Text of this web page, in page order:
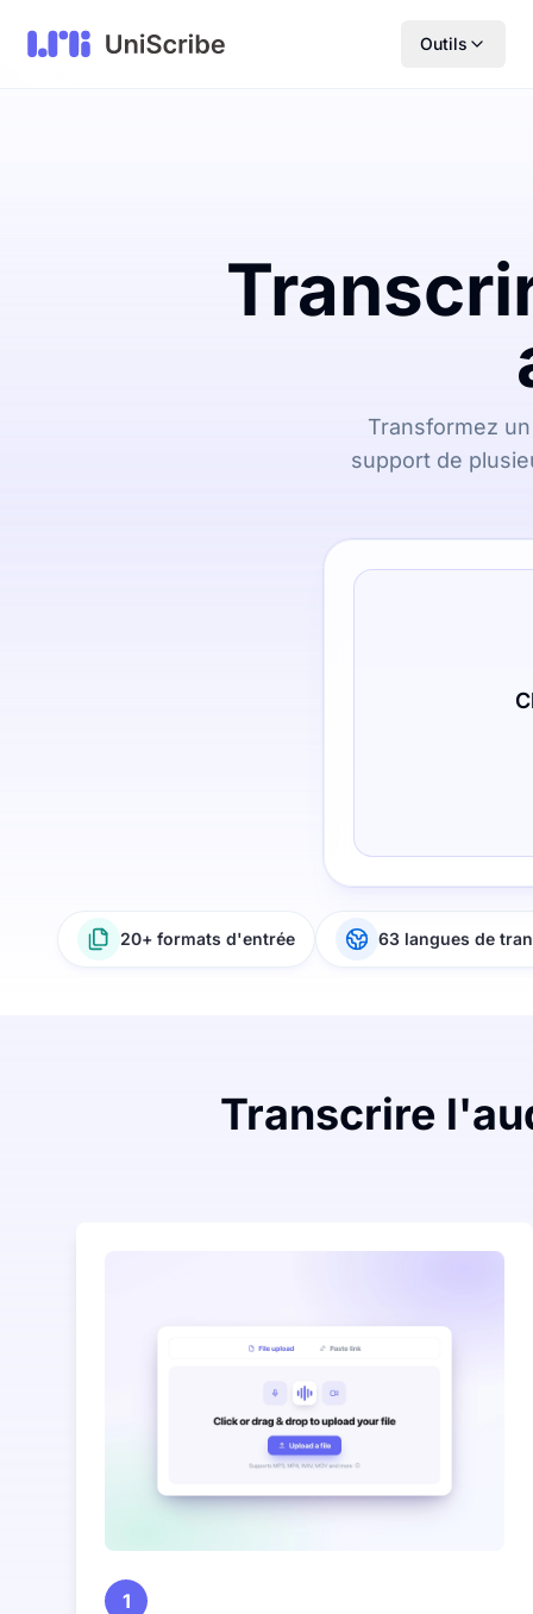
Outils
Transformez
support de
20+ formats d'entrée 63 langues de
Transcrire
1